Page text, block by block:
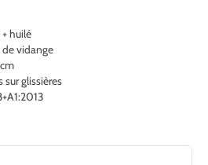
huilé
de vidange
sur glissières